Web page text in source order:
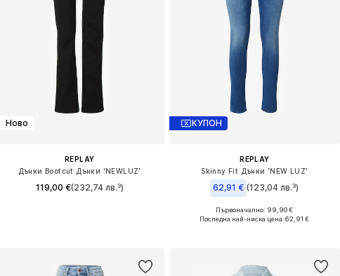
Ново
REPLAY
Дънки Bootcut Дънки 'NEWLUZ'
119,00 €(232,74 лв.³)
КУПОН
REPLAY
Skinny Fit Дънки 'NEW LUZ'
62,91 € (123,04 лв.³)
Предлага се в много размери
Първоначално: 99,90 €
Последна най-ниска цена:62,91 €